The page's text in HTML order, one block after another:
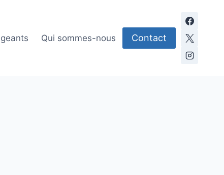
Qui sommes-nous Contact